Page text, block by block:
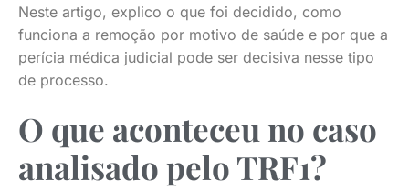
Neste artigo, explico o que foi decidido, como
funciona a remoção por motivo de saúde e por que a
perícia médica judicial pode ser decisiva nesse tipo
de processo.
O que aconteceu no caso
analisado pelo TRF1?